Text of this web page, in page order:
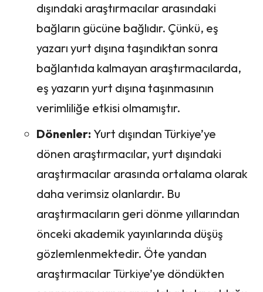
dışındaki araştırmacılar arasındaki
bağların gücüne bağlıdır. Çünkü, eş
yazarı yurt dışına taşındıktan sonra
bağlantıda kalmayan araştırmacılarda,
eş yazarın yurt dışına taşınmasının
verimliliğe etkisi olmamıştır.
Dönenler: Yurt dışından Türkiye’ye
dönen araştırmacılar, yurt dışındaki
araştırmacılar arasında ortalama olarak
daha verimsiz olanlardır. Bu
araştırmacıların geri dönme yıllarından
önceki akademik yayınlarında düşüş
gözlemlenmektedir. Öte yandan
araştırmacılar Türkiye’ye döndükten